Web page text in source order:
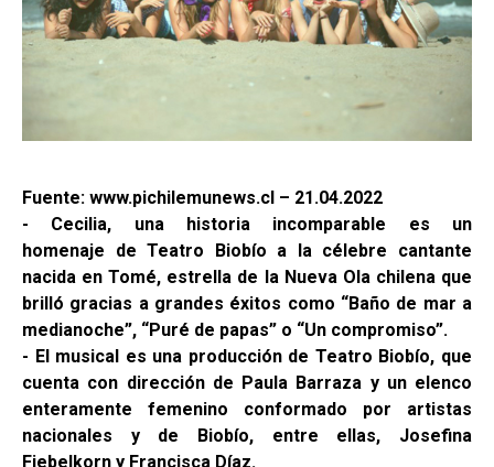
Fuente: www.pichilemunews.cl – 21.04.2022
- Cecilia, una historia incomparable es un
homenaje de Teatro Biobío a la célebre cantante
nacida en Tomé, estrella de la Nueva Ola chilena que
brilló gracias a grandes éxitos como “Baño de mar a
medianoche”, “Puré de papas” o “Un compromiso”.
- El musical es una producción de Teatro Biobío, que
cuenta con dirección de Paula Barraza y un elenco
enteramente femenino conformado por artistas
nacionales y de Biobío, entre ellas, Josefina
Fiebelkorn y Francisca Díaz.